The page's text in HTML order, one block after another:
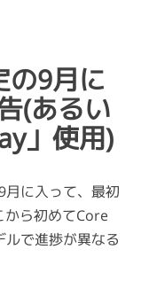
の9月に
(あるい
」使用)
月に入って、最初
から初めてCore
で進捗が異なる